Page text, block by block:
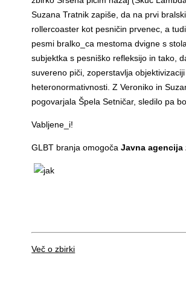
Suzana Tratnik zapiše, da na prvi
rollercoaster kot pesničin prvenec, a
pesmi bralko_ca mestoma dvigne s
subjektka s pesniško refleksijo in tako,
suvereno piči, zoperstavlja objektivizaciji
heteronormativnosti. Z Veroniko in
pogovarjala Špela Setničar, sledilo pa
Vabljene_i!
GLBT branja omogočaJavna agencija
Več o zbirki